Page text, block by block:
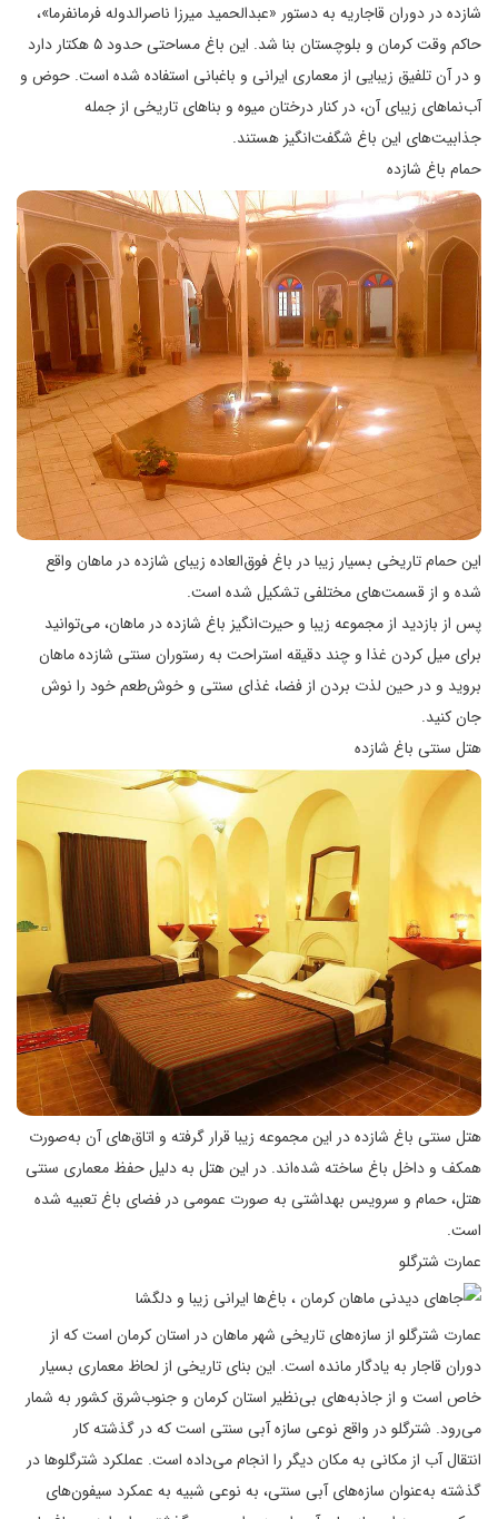
شازده در دوران قاجاریه به دستور «عبدالحمید میرزا ناصر‌الدوله فرمانفرما»،
حاکم وقت کرمان و بلوچستان بنا شد. این باغ مساحتی حدود ۵ هکتار دارد
و در آن تلفیق زیبایی از معماری ایرانی و باغبانی استفاده شده است. حوض و
آب‌نماهای زیبای آن، در کنار درختان میوه و بناهای تاریخی از جمله
جذابیت‌های این باغ شگفت‌انگیز هستند.
حمام باغ شازده
این حمام تاریخی بسیار زیبا در باغ فوق‌العاده زیبای شازده در ماهان واقع
شده و از قسمت‌های مختلفی تشکیل شده است.
پس از بازدید از مجموعه زیبا و حیرت‌انگیز باغ شازده در ماهان، می‌توانید
برای میل کردن غذا و چند دقیقه استراحت به رستوران سنتی شازده ماهان
بروید و در حین لذت بردن از فضا، غذای سنتی و خوش‌طعم خود را نوش
جان کنید.
هتل سنتی باغ شازده
هتل سنتی باغ شازده در این مجموعه زیبا قرار گرفته و اتاق‌های آن به‌صورت
همکف و داخل باغ ساخته شده‌اند. در این هتل به دلیل حفظ معماری سنتی
هتل، حمام و سرویس بهداشتی به صورت عمومی در فضای باغ تعبیه شده
است.
عمارت شترگلو
عمارت شترگلو از سازه‌های تاریخی شهر ماهان در استان کرمان است که از
دوران قاجار به یادگار مانده است. این بنای تاریخی از لحاظ معماری بسیار
خاص است و از جاذبه‌های بی‌نظیر استان کرمان و جنوب‌شرق کشور به شمار
می‌رود. شترگلو در واقع نوعی سازه آبی سنتی است که در گذشته کار
انتقال آب از مکانی به مکان دیگر را انجام می‌داده است. عملکرد شترگلوها در
گذشته به‌عنوان سازه‌های آبی سنتی، به نوعی شبیه به عمکرد سیفون‌های